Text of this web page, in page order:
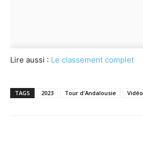
Lire aussi : Le classement complet
TAGS 2023 Tour d'Andalousie Vidéo